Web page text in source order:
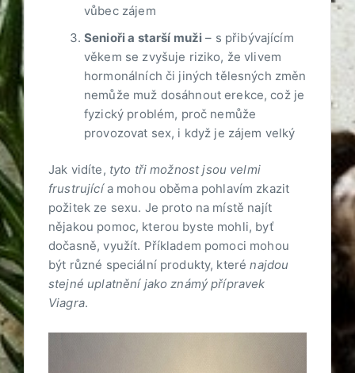
vůbec zájem
Senioři a starší muži – s přibývajícím
věkem se zvyšuje riziko, že vlivem
hormonálních či jiných tělesných změn
nemůže muž dosáhnout erekce, což je
fyzický problém, proč nemůže
provozovat sex, i když je zájem velký
Jak vidíte, tyto tři možnost jsou velmi
frustrujícía mohou oběma pohlavím zkazit
požitek ze sexu. Je proto na místě najít
nějakou pomoc, kterou byste mohli, byť
dočasně, využít. Příkladem pomoci mohou
být různé speciální produkty, kterénajdou
stejné uplatnění jako známý přípravek
Viagra.